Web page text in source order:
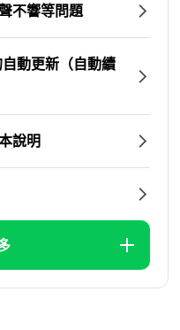
不響等問題
動更新（自動續
說明